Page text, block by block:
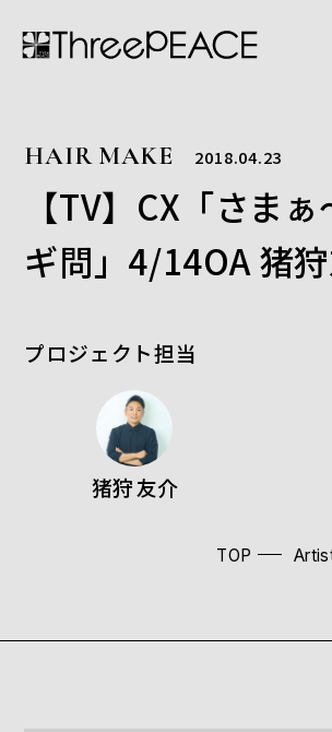
HAIR MAKE 2018.04.23
【TV】CX「さま
ギ問」4/14OA 猪
プロジェクト担当
猪狩 友介
TOP